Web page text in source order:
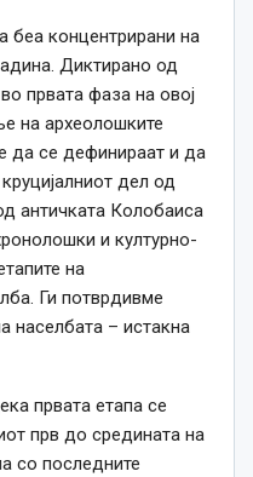
беа концентрирани на
Диктирано од
првата фаза на овој
на археолошките
да се дефинираат и да
дел од
античката Колобаиса
и културно-
на
Ги потврдивме
населбата – истакна
првата етапа се
прв до средината на
со последните